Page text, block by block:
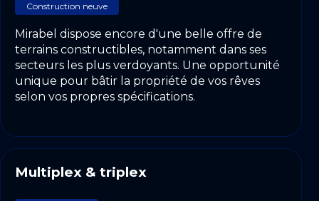
Construction neuve
Mirabel dispose encore d'une belle offre de
terrains constructibles, notamment dans ses
secteurs les plus verdoyants. Une opportunité
unique pour bâtir la propriété de vos rêves
selon vos propres spécifications.
Multiplex & triplex